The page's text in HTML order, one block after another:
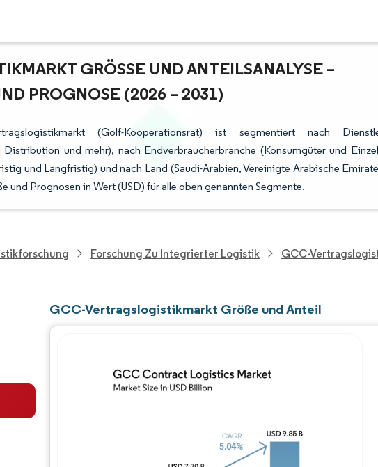
GRÖSSE UND ANTEILSANALYSE – W
PROGNOSE (2026 – 2031)
(Golf-Kooperationsrat) ist segmentiert nach
und mehr), nach Endverbraucherbranche (Konsumgüter und
und Langfristig) und nach Land (Saudi-Arabien, Vereinigte Arabische
und Prognosen in Wert (USD) für alle oben genannten Segmente.
Forschung Zu Integrierter Logistik GCC-
GCC-Vertragslogistikmarkt Größe und Anteil